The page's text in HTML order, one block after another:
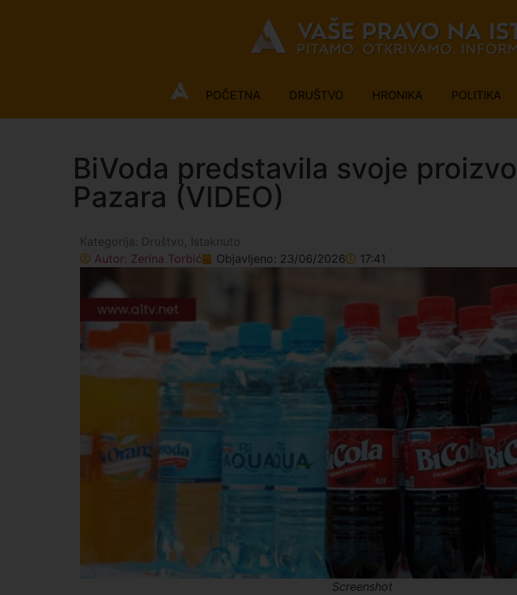
POČETNA DRUŠTVO HRONIKA POLITIKA
BiVoda predstavila svoje
Pazara (VIDEO)
Kategorija: Društvo , Istaknuto
Autor: Zerina Torbić Objavljeno: 23/06/2026 17:41
Screenshot